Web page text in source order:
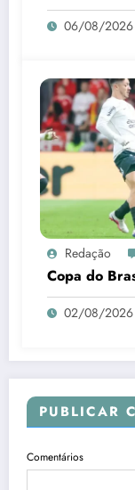
06/08/2026
Redação
Copa do
02/08/2026
PUBLICAR
Comentários